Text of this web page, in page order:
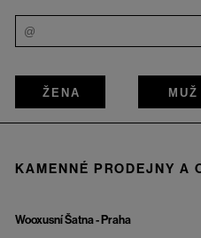
ŽENA MUŽ
KAMENNÉ PRODEJNY A
Wooxusní Šatna - Praha